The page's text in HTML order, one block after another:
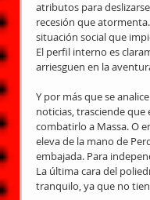
atributos para
recesión que
situación social que
El perfil interno es
arriesguen en la
Y por más que se
noticias, trasciende que
combatirlo a Massa. O
eleva de la mano de
embajada. Para
La última cara del
tranquilo, ya que no